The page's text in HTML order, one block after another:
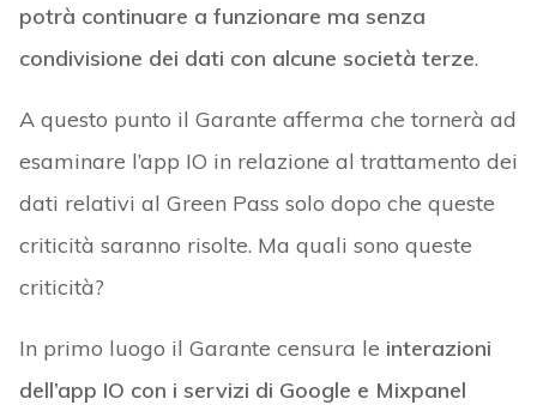
potrà continuare a funzionare ma senza
condivisione dei dati con alcune società terze.
A questo punto il Garante afferma che tornerà ad
esaminare l’app IO in relazione al trattamento dei
dati relativi al Green Pass solo dopo che queste
criticità saranno risolte. Ma quali sono queste
criticità?
In primo luogo il Garante censura le interazioni
dell’app IO con i servizi di Google e Mixpanel